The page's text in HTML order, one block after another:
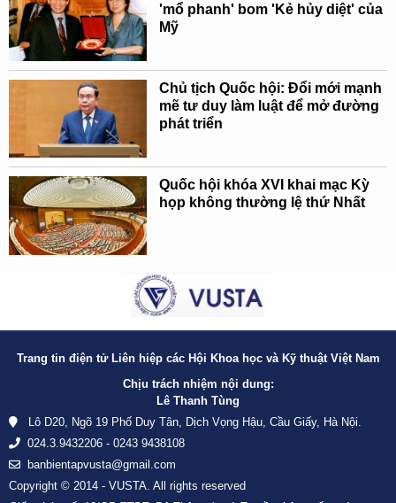
'mổ phanh' bom 'Kẻ hủy diệt' của
Mỹ
Chủ tịch Quốc hội: Đổi mới mạnh
mẽ tư duy làm luật để mở đường
phát triển
Quốc hội khóa XVI khai mạc Kỳ
họp không thường lệ thứ Nhất
Trang tin điện tử Liên hiệp các Hội Khoa học và Kỹ thuật Việt Nam
Chịu trách nhiệm nội dung:
Lê Thanh Tùng
Lô D20, Ngõ 19 Phố Duy Tân, Dịch Vọng Hậu, Cầu Giấy, Hà Nội.
024.3.9432206 - 0243 9438108
banbientapvusta@gmail.com
Copyright © 2014 - VUSTA. All rights reserved